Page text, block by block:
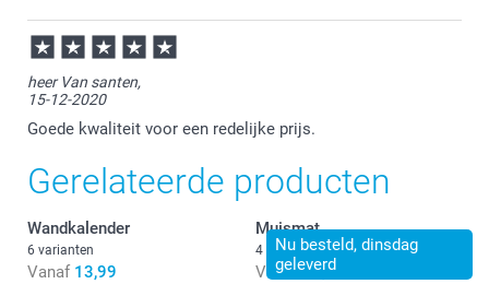
heer Van santen,
15-12-2020
Goede kwaliteit voor een redelijke prijs.
Gerelateerde producten
Wandkalender
6 varianten
Vanaf 13,99
Nu besteld, dinsdag
geleverd
Muismat
4 varianten
Vanaf 10,99